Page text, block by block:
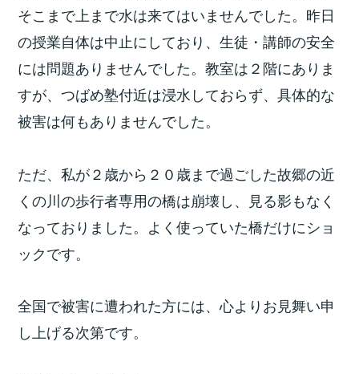
そこまで上まで水は来てはいませんでした。昨日
の授業自体は中止にしており、生徒・講師の安全
には問題ありませんでした。教室は２階にありま
すが、つばめ塾付近は浸水しておらず、具体的な
被害は何もありませんでした。
ただ、私が２歳から２０歳まで過ごした故郷の近
くの川の歩行者専用の橋は崩壊し、見る影もなく
なっておりました。よく使っていた橋だけにショ
ックです。
全国で被害に遭われた方には、心よりお見舞い申
し上げる次第です。